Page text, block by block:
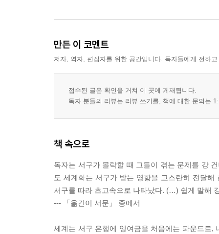
만든 이 코멘트
저자, 역자, 편집자를 위한 공간입니다. 독자들에게 전하
접수된 글은 확인을 거쳐 이 곳에 게재됩니다.
독자 분들의 리뷰는 리뷰 쓰기를, 책에 대한 문의는
책 속으로
독자는 서구가 몰락할 때 그들이 겪는 문제를 강
도 세계화는 서구가 받는 영향을 고스란히 전달
서구를 따라 초고속으로 나타났다. (…) 쉽게 말해
--- 「옮긴이 서문」 중에서
세계는 서구 은행에 잉여금을 처음에는 파운드로,